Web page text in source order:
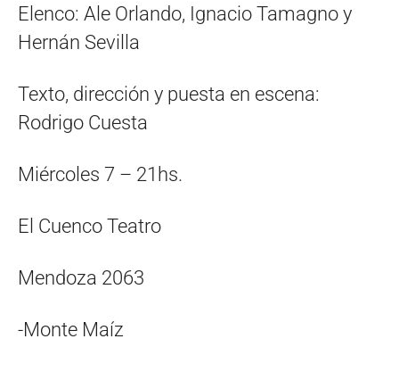
Elenco: Ale Orlando, Ignacio Tamagno y
Hernán Sevilla
Texto, dirección y puesta en escena:
Rodrigo Cuesta
Miércoles 7 – 21hs.
El Cuenco Teatro
Mendoza 2063
-Monte Maíz